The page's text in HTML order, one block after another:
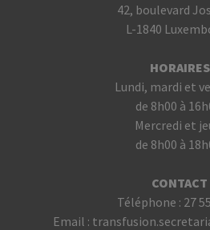
42, boulevard
L-1840
HORAIRES
Lundi, mardi et
de 8h00 à
Mercredi et
de 8h00 à
CONTACT
Téléphone : 27
Email :